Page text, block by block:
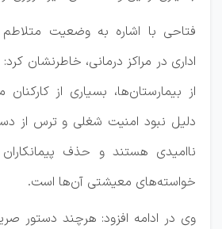
فتاحی با اشاره به وضعیت
اداری در مراکز درمانی، خاطرنشان
از بیمارستان‌ها، بسیاری از
دلیل نبود امنیت شغلی و ترس از
ناامیدی هستند و حذف
خواسته‌های معیشتی آن‌ها است.
وی در ادامه افزود: هرچند دستور